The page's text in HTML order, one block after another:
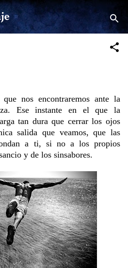
principal
nos encontraremos ante la
Ese instante en el que la
tan dura que cerrar los ojos
salida que veamos, que las
a ti, si no a los propios
y de los sinsabores.